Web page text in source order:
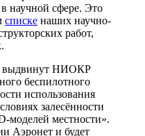
научной сфере. Это
списке наших научно-
работ,
выдвинут НИОКР
беспилотного
использования
залесённости
моделей местности».
Аэронет и будет